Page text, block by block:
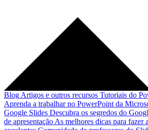
Blog Artigos e outros recursos Tutoriais do
Aprenda a trabalhar no PowerPoint da
Google Slides Descubra os segredos do
de apresentação As melhores dicas para fazer